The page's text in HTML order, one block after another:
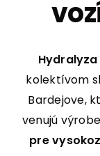
Hydralyza
kolektívom
Bardejove,
venujú výrobe
pre